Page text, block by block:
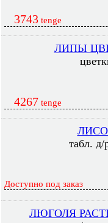
3743 tenge
ЛИПЫ
4267 tenge
табл. д/
Доступно под заказ
ЛЮГОЛЯ